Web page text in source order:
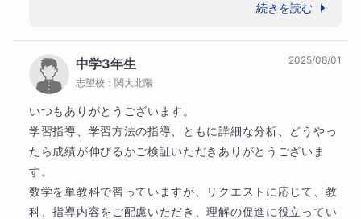
してみてください♪それを一緒に達成していくための努
を楽しんでいきましょう！
趣味
スポーツ大好き！サッカーの経験が特に長く、野球・
卓球・水泳などもやってました！
インドアではゲームも好きで、最近はアニメにもハマ
ってます♪
英語の例文紹介では生徒さんの好きなゲームや漫画の
フレーズなどを用いることもあります！
ていない段階からのスタートで、各分野の習
料体験を受けられた際に週１回ではなく「週
２回」の頻度に変更されて、さらに最終的に
は個別塾の分も私に回していただき、週３回
にまで増やしてご依頼してくださったこと
が、この結果を生み出せたように強く思いま
す！
ちんと取り組み続けてくれたことも非常に大
きかったです。「試験になるとすごく緊張す
続きを読む
中学3年生
志望校： 関大北陽
2025/08/01
いつもありがとうございます。
学習指導、学習方法の指導、ともに詳細な分析、どうやっ
たら成績が伸びるかご検証いただきありがとうございま
す。
数学を単教科で習っていますが、リクエストに応じて、教
科、指導内容をご配慮いただき、理解の促進に役立ってい